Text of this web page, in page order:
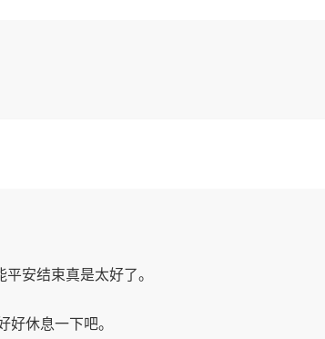
安结束真是太好了。
休息一下吧。